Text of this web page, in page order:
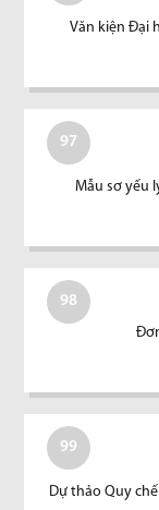
Văn kiện Đại
97
Mẫu sơ yếu
98
99
Dự thảo Quy